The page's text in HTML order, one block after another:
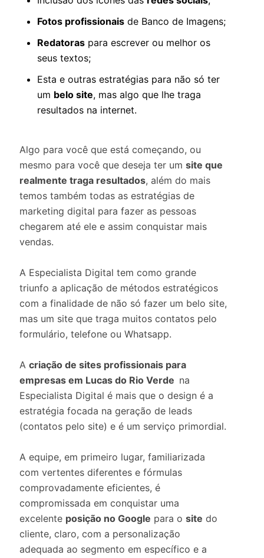
Fotos profissionais de Banco de Imagens;
Redatoras para escrever ou melhor os
seus textos;
Esta e outras estratégias para não só ter
um belo site, mas algo que lhe traga
resultados na internet.
Algo para você que está começando, ou
mesmo para você que deseja ter um site que
realmente traga resultados, além do mais
temos também todas as estratégias de
marketing digital para fazer as pessoas
chegarem até ele e assim conquistar mais
vendas.
A Especialista Digital tem como grande
triunfo a aplicação de métodos estratégicos
com a finalidade de não só fazer um belo site,
mas um site que traga muitos contatos pelo
formulário, telefone ou Whatsapp.
A criação de sites profissionais para
empresas em Lucas do Rio Verde na
Especialista Digital é mais que o design é a
estratégia focada na geração de leads
(contatos pelo site) e é um serviço primordial.
A equipe, em primeiro lugar, familiarizada
com vertentes diferentes e fórmulas
comprovadamente eficientes, é
compromissada em conquistar uma
excelente posição no Google para o site do
cliente, claro, com a personalização
adequada ao segmento em específico e a